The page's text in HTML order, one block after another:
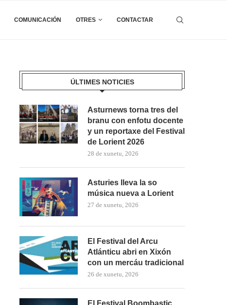
COMUNICACIÓN OTRES CONTACTAR
ÚLTIMES NOTICIES
Asturnews torna tres del
branu con enfotu docente
y un reportaxe del Festival
de Lorient 2026
28 de xunetu, 2026
Asturies lleva la so
música nueva a Lorient
27 de xunetu, 2026
El Festival del Arcu
Atlánticu abri en Xixón
con un mercáu tradicional
26 de xunetu, 2026
El Festival Boombastic